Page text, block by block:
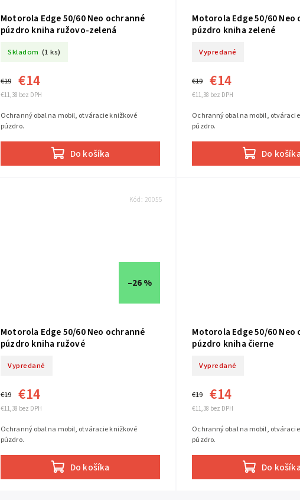
Motorola Edge 50/60 Neo ochranné
púzdro kniha ružovo-zelená
Skladom (1 ks)
€11,38 bez DPH
€19 €14
Do košíka
Ochranný obal na mobil, otváracie knižkové
púzdro.
Motorola Edge 50/60 Neo
púzdro kniha zelené
Vypredané
€11,38 bez DPH
€19 €14
Do košíka
Ochranný obal na mobil,
púzdro.
–26 %
Motorola Edge 50/60 Neo ochranné
púzdro kniha ružové
Vypredané
€11,38 bez DPH
€19 €14
Do košíka
Ochranný obal na mobil, otváracie knižkové
púzdro.
Kód: 20055
Motorola Edge 50/60 Neo
púzdro kniha čierne
Vypredané
€11,38 bez DPH
€19 €14
Do košíka
Ochranný obal na mobil,
púzdro.